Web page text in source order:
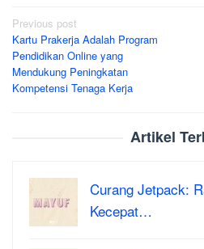
Post
navigation
Previous post
Kartu Prakerja Adalah Program
Pendidikan Online yang
Mendukung Peningkatan
Kompetensi Tenaga Kerja
Artikel
Curang Jetpack:
Kecepat…